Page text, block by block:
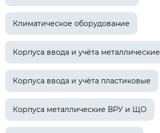
Климатическое оборудование
Корпуса ввода и учёта металлические
Корпуса ввода и учёта пластиковые
Корпуса металлические ВРУ и ЩО